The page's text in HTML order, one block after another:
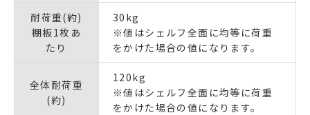
耐荷重(約)
棚板1枚あ
たり
30kg
※値はシェルフ全面に均等に荷重
をかけた場合の値になります。
全体耐荷重
(約)
120kg
※値はシェルフ全面に均等に荷重
をかけた場合の値になります。